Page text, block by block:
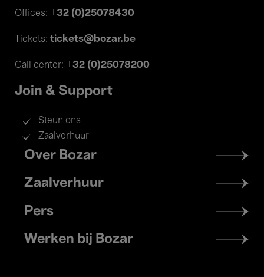
Offices: +32 (0)25078430
Tickets: tickets@bozar.be
Call center: +32 (0)25078200
Join & Support
Steun ons
Zaalverhuur
Footer
menu
Over Bozar
Zaalverhuur
Pers
Werken bij Bozar